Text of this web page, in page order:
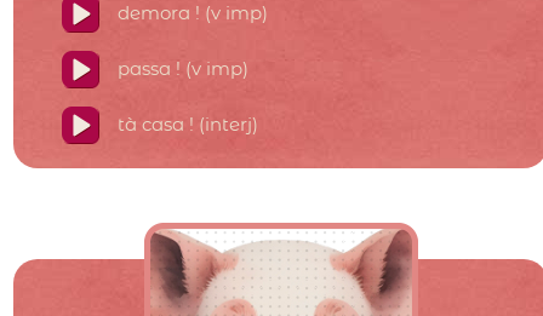
demora ! (v imp)
passa ! (v imp)
tà casa ! (interj)